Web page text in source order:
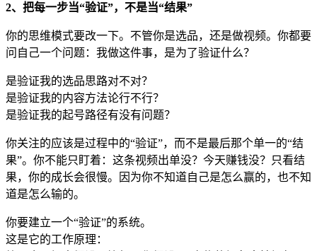
2、把每一步当“验证”，不是当“结果”
你的思维模式要改一下。不管你是选品，还是做视频。你都要
问自己一个问题：我做这件事，是为了验证什么？
是验证我的选品思路对不对？
是验证我的内容方法论行不行？
是验证我的起号路径有没有问题？
你关注的应该是过程中的“验证”，而不是最后那个单一的“结
果”。你不能只盯着：这条视频出单没？今天赚钱没？只看结
果，你的成长会很慢。因为你不知道自己是怎么赢的，也不知
道是怎么输的。
你要建立一个“验证”的系统。
这是它的工作原理：